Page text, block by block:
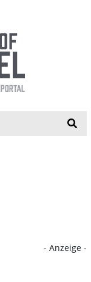
- Anzeige -